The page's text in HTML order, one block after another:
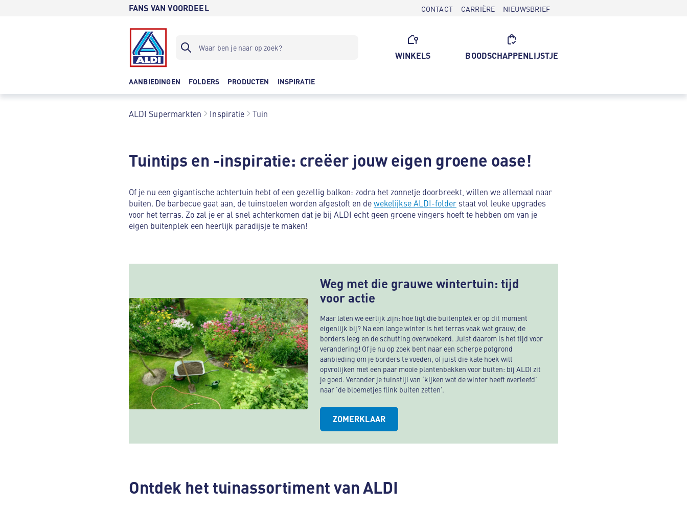
FANS VAN VOORDEEL CONTACT CARRIÈRE NIEUWSBRIEF
WINKELS BOODSCHAPPENLIJSTJE
AANBIEDINGEN FOLDERS PRODUCTEN INSPIRATIE
ALDI Supermarkten Inspiratie Tuin
Tuintips en -inspiratie: creëer jouw eigen groene oase!
Of je nu een gigantische achtertuin hebt of een gezellig balkon: zodra het zonnetje doorbreekt, willen we allemaal naar
buiten. De barbecue gaat aan, de tuinstoelen worden afgestoft en dewekelijkse ALDI-folder staat vol leuke upgrades
voor het terras. Zo zal je er al snel achterkomen dat je bij ALDI echt geen groene vingers hoeft te hebben om van je
eigen buitenplek een heerlijk paradijsje te maken!
Weg met die grauwe wintertuin: tijd
voor actie
Maar laten we eerlijk zijn: hoe ligt die buitenplek er op dit moment
eigenlijk bij? Na een lange winter is het terras vaak wat grauw, de
borders leeg en de schutting overwoekerd. Juist daarom is het tijd voor
verandering! Of je nu op zoek bent naar een scherpe potgrond
aanbieding om je borders te voeden, of juist die kale hoek wilt
opvrolijken met een paar mooie plantenbakken voor buiten: bij ALDI zit
je goed. Verander je tuinstijl van ‘kijken wat de winter heeft overleefd’
naar ‘de bloemetjes flink buiten zetten’.
ZOMERKLAAR
Ontdek het tuinassortiment van ALDI